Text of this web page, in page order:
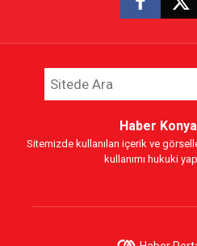
Haber Konya
Sitemizde kullanılan içerik ve
kullanımı hukuki